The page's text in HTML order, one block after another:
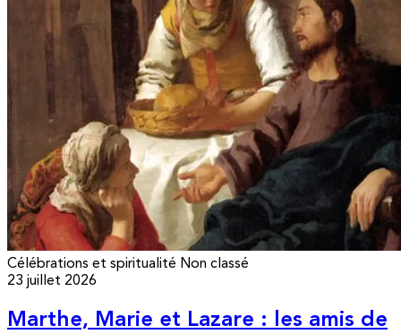
Célébrations et spiritualité Non classé
23 juillet 2026
Marthe, Marie et Lazare : les amis de